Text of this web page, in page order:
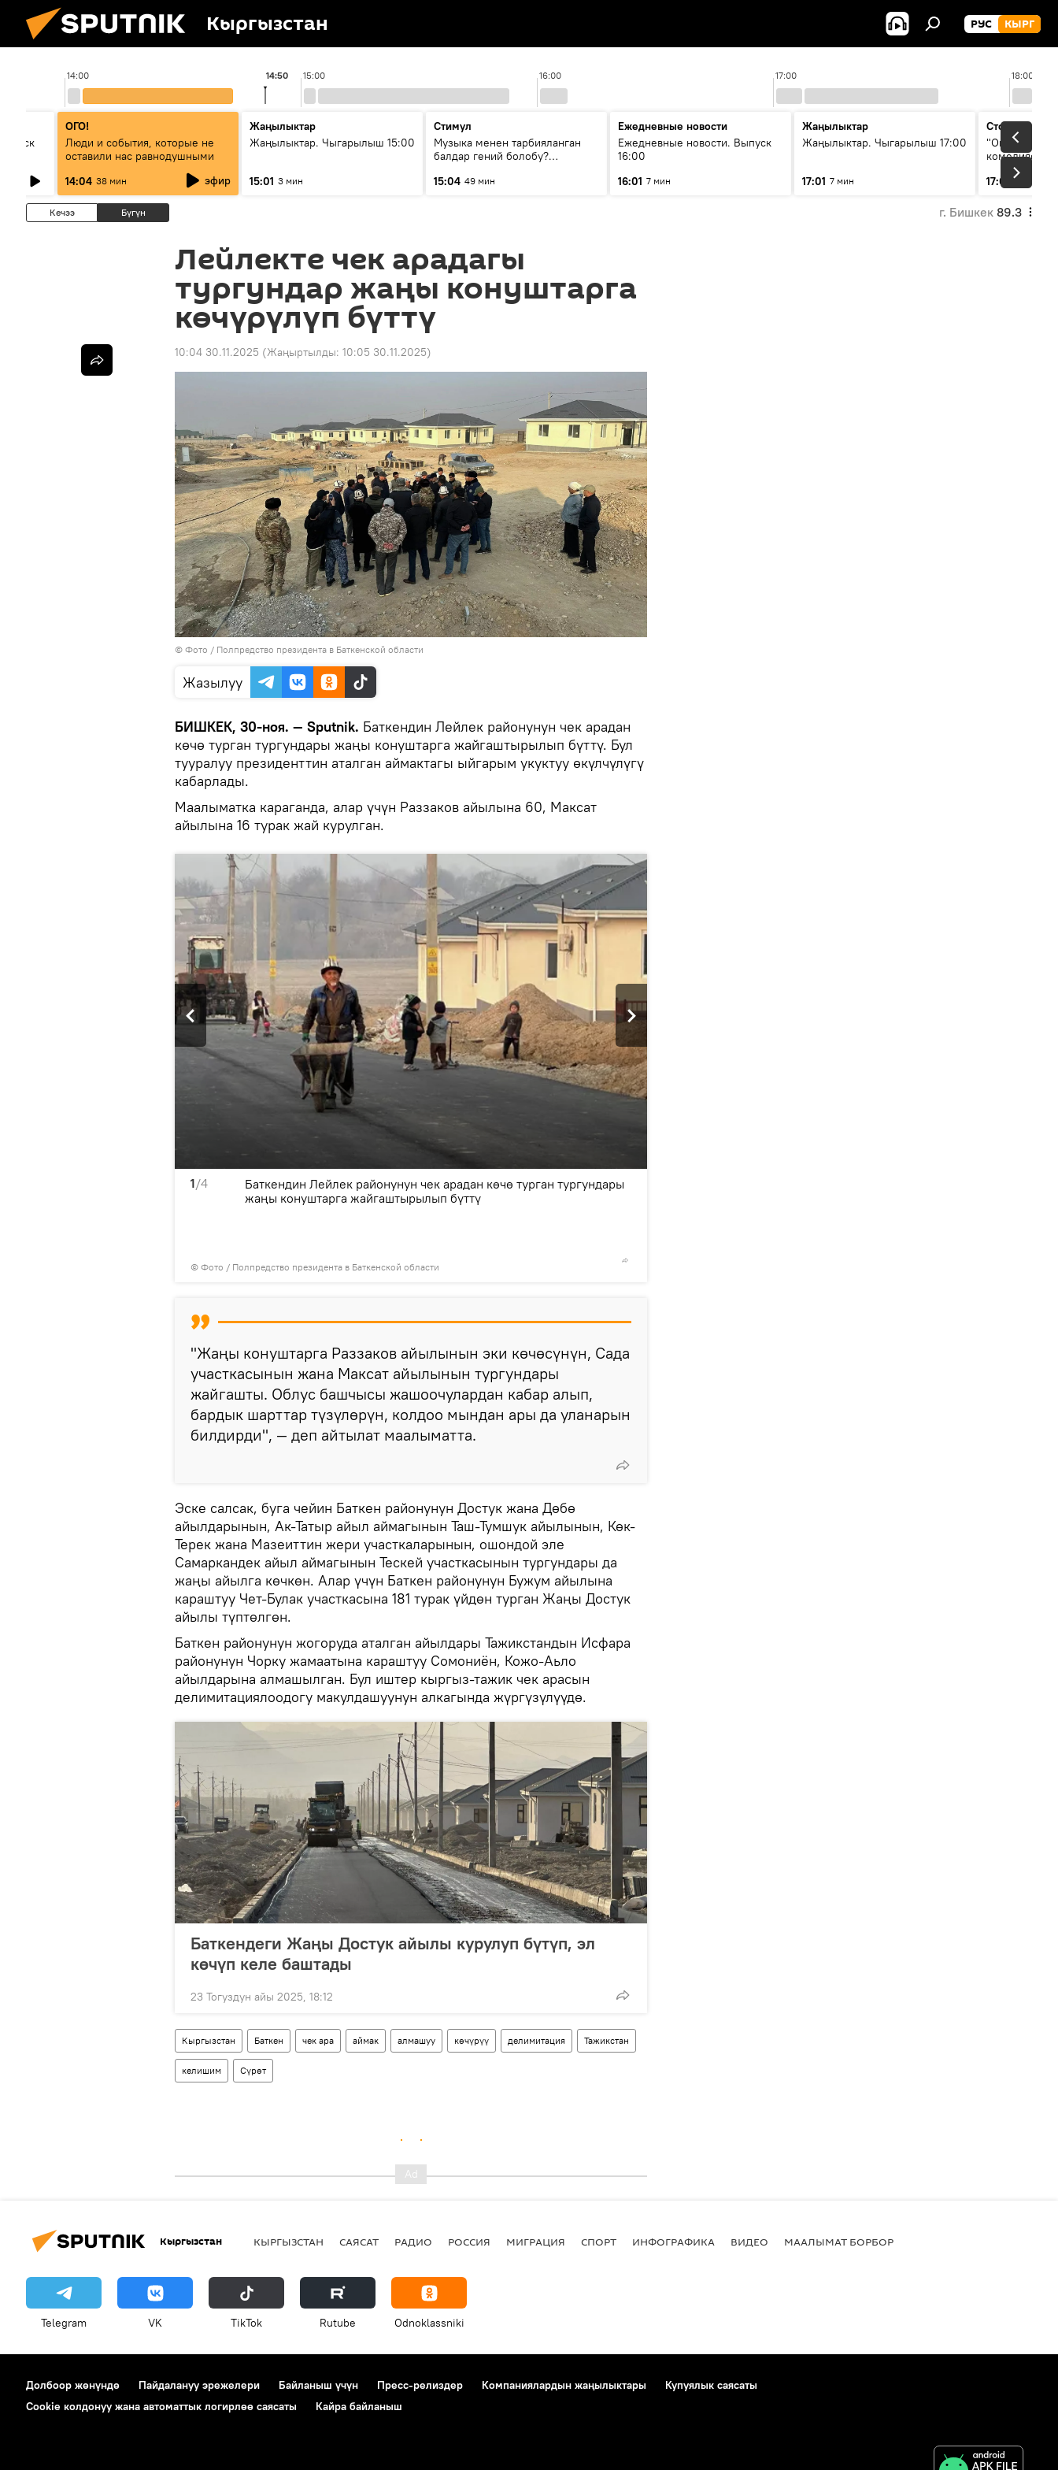
Кыргызстан РУС КЫРГ
14:00 15:00 16:00 17:00 18:00
14:50
ОГО!
Люди и события, которые не
оставили нас равнодушными
14:04 38 мин эфир
Жаңылыктар
Жаңылыктар. Чыгарылыш 15:00
15:01 3 мин
Стимул
Музыка менен тарбияланган
балдар гений болобу?
музыканын орду
15:04 49 мин
Ежедневные новости
Ежедневные новости. Выпуск
16:00
16:01 7 мин
Жаңылыктар
Жаңылыктар. Чыгарылыш 17:00
17:01 7 мин
Стоп кадр
"Окен ава" —
комедиясы
17:08
Кечээ Бүгүн г. Бишкек 89.3
Лейлекте чек арадагы
тургундар жаңы конуштарга
көчүрүлүп бүттү
10:04 30.11.2025 (Жаңыртылды: 10:05 30.11.2025)
© Фото / Полпредство президента в Баткенской области
Жазылуу
БИШКЕК, 30-ноя. — Sputnik. Баткендин Лейлек районунун чек арадан
көчө турган тургундары жаңы конуштарга жайгаштырылып бүттү. Бул
тууралуу президенттин аталган аймактагы ыйгарым укуктуу өкүлчүлүгү
кабарлады.
Маалыматка караганда, алар үчүн Раззаков айылына 60, Максат
айылына 16 турак жай курулган.
1/4
© Фото / Полпредство президента в Баткенской области
Баткендин Лейлек районунун чек арадан көчө турган тургундары
жаңы конуштарга жайгаштырылып бүттү
"Жаңы конуштарга Раззаков айылынын эки көчөсүнүн, Сада
участкасынын жана Максат айылынын тургундары
жайгашты. Облус башчысы жашоочулардан кабар алып,
бардык шарттар түзүлөрүн, колдоо мындан ары да уланарын
билдирди", — деп айтылат маалыматта.
Эске салсак, буга чейин Баткен районунун Достук жана Дөбө
айылдарынын, Ак-Татыр айыл аймагынын Таш-Тумшук айылынын, Көк-
Терек жана Мазеиттин жери участкаларынын, ошондой эле
Самаркандек айыл аймагынын Тескей участкасынын тургундары да
жаңы айылга көчкөн. Алар үчүн Баткен районунун Бужум айылына
караштуу Чет-Булак участкасына 181 турак үйдөн турган Жаңы Достук
айылы түптөлгөн.
Баткен районунун жогоруда аталган айылдары Тажикстандын Исфара
районунун Чорку жамаатына караштуу Сомониён, Кожо-Аьло
айылдарына алмашылган. Бул иштер кыргыз-тажик чек арасын
делимитациялоодогу макулдашуунун алкагында жүргүзүлүүдө.
Баткендеги Жаңы Достук айылы курулуп бүтүп, эл
көчүп келе баштады
23 Тогуздун айы 2025, 18:12
Кыргызстан Баткен чек ара аймак алмашуу көчүрүү делимитация Тажикстан
келишим Сүрөт
Кыргызстан КЫРГЫЗСТАН САЯСАТ РАДИО РОССИЯ МИГРАЦИЯ СПОРТ ИНФОГРАФИКА ВИДЕО МААЛЫМАТ БОРБОР
Telegram VK ТikТоk Rutube Odnoklassniki
Долбоор жөнүндө Пайдалануу эрежелери Байланыш үчүн Пресс-релиздер Компаниялардын жаңылыктары
Купуялык саясаты
Cookie колдонуу жана автоматтык логирлөө саясаты
Кайра байланыш